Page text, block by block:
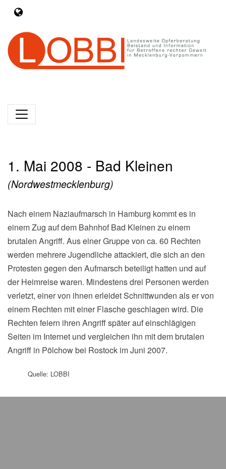
1. Mai 2008 - Bad Kleinen
(Nordwestmecklenburg)
Nach einem Naziaufmarsch in Hamburg kommt es in
einem Zug auf dem Bahnhof Bad Kleinen zu einem
brutalen Angriff. Aus einer Gruppe von ca. 60 Rechten
werden mehrere Jugendliche attackiert, die sich an den
Protesten gegen den Aufmarsch beteiligt hatten und auf
der Heimreise waren. Mindestens drei Personen werden
verletzt, einer von ihnen erleidet Schnittwunden als er von
einem Rechten mit einer Flasche geschlagen wird. Die
Rechten feiern ihren Angriff später auf einschlägigen
Seiten im Internet und vergleichen ihn mit dem brutalen
Angriff in Pölchow bei Rostock im Juni 2007.
Quelle: LOBBI